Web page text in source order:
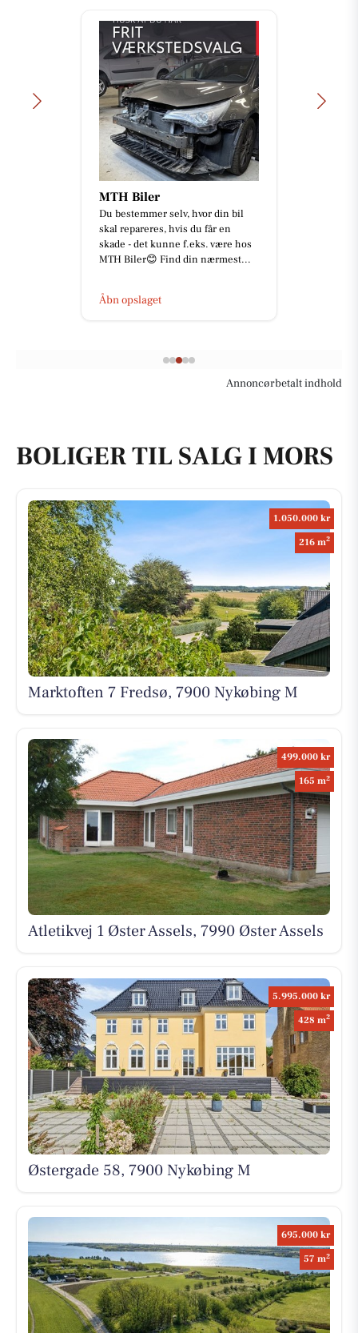
MTH Biler
Du bestemmer selv, hvor din bil
skal repareres, hvis du får en
skade - det kunne f.eks. være hos
MTH Biler😊 Find din nærmest...
Åbn opslaget
Annoncørbetalt indhold
BOLIGER TIL SALG I MORS
1.050.000 kr
216 m2
Marktoften 7 Fredsø, 7900 Nykøbing M
499.000 kr
165 m2
Atletikvej 1 Øster Assels, 7990 Øster Assels
5.995.000 kr
428 m2
Østergade 58, 7900 Nykøbing M
695.000 kr
57 m2